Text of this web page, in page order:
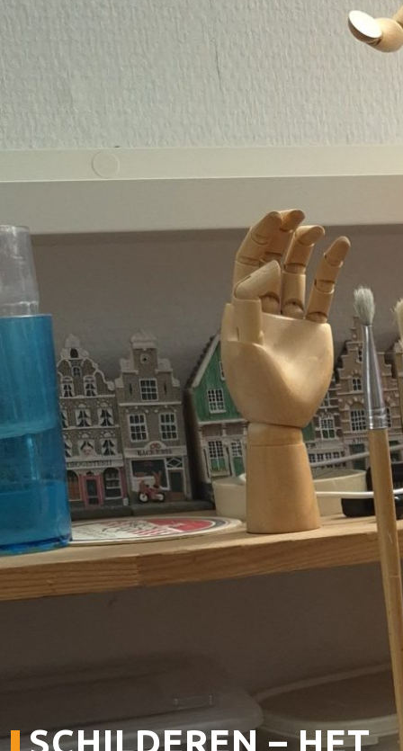
HORECAMOGELIJKHEDEN
ONTMOETINGSPLEK DE BOODSCHAP
Activiteiten In De Boodschap
De Huiskamer
Huisgenoten
PRAKTISCHE INFO DE BOODSCHAP
Geschiedenis En Organisatie
Contact De Boodschap
Technische Informatie
Huisreglement
Werken Bij CCGR
NIEUWS
SCHILDEREN – HET